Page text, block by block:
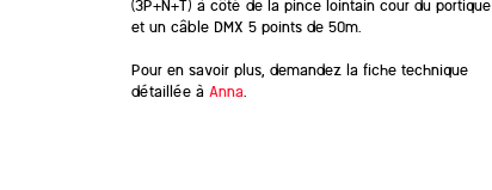
(3P+N+T) à côté de la pince lointain cour du portique
et un câble DMX 5 points de 50m.
Pour en savoir plus, demandez la fiche technique
détaillée à Anna.